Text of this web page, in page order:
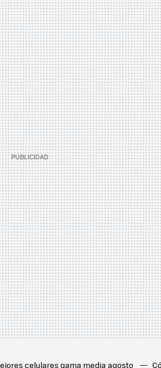
celulares gama media agosto